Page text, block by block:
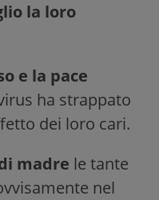
la loro
e la pace
ha strappato
dei loro cari.
madre le tante
nel